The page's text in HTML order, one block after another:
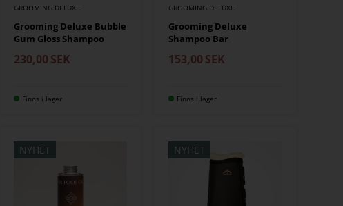
GROOMING DELUXE
Grooming Deluxe Bubble
Gum Gloss Shampoo
230,00 SEK
Finns i lager
GROOMING DELUXE
Grooming Deluxe
Shampoo Bar
153,00 SEK
Finns i lager
NYHET NYHET